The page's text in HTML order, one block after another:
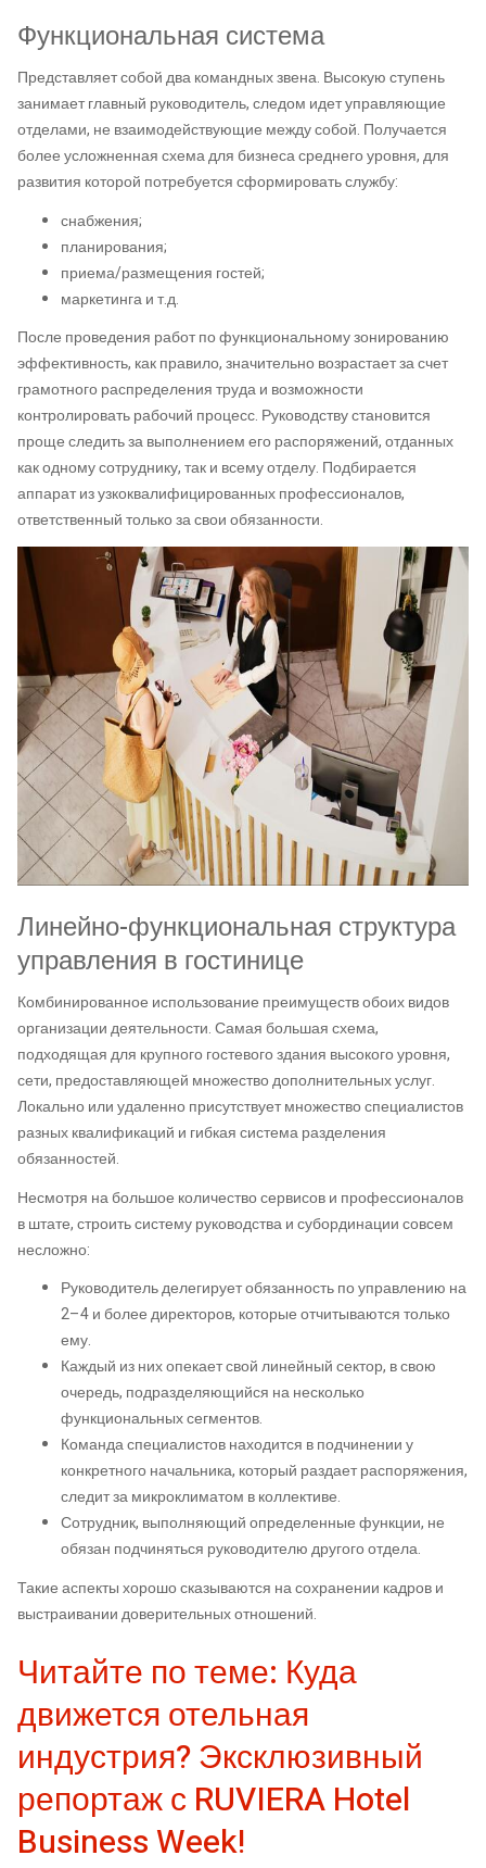
Функциональная система
Представляет собой два командных звена. Высокую ступень
занимает главный руководитель, следом идет управляющие
отделами, не взаимодействующие между собой. Получается
более усложненная схема для бизнеса среднего уровня, для
развития которой потребуется сформировать службу:
снабжения;
планирования;
приема/размещения гостей;
маркетинга и т.д.
После проведения работ по функциональному зонированию
эффективность, как правило, значительно возрастает за счет
грамотного распределения труда и возможности
контролировать рабочий процесс. Руководству становится
проще следить за выполнением его распоряжений, отданных
как одному сотруднику, так и всему отделу. Подбирается
аппарат из узкоквалифицированных профессионалов,
ответственный только за свои обязанности.
Линейно-функциональная структура
управления в гостинице
Комбинированное использование преимуществ обоих видов
организации деятельности. Самая большая схема,
подходящая для крупного гостевого здания высокого уровня,
сети, предоставляющей множество дополнительных услуг.
Локально или удаленно присутствует множество специалистов
разных квалификаций и гибкая система разделения
обязанностей.
Несмотря на большое количество сервисов и профессионалов
в штате, строить систему руководства и субординации совсем
несложно:
Руководитель делегирует обязанность по управлению на
2–4 и более директоров, которые отчитываются только
ему.
Каждый из них опекает свой линейный сектор, в свою
очередь, подразделяющийся на несколько
функциональных сегментов.
Команда специалистов находится в подчинении у
конкретного начальника, который раздает распоряжения,
следит за микроклиматом в коллективе.
Сотрудник, выполняющий определенные функции, не
обязан подчиняться руководителю другого отдела.
Такие аспекты хорошо сказываются на сохранении кадров и
выстраивании доверительных отношений.
Читайте по теме: Куда
движется отельная
индустрия? Эксклюзивный
репортаж с RUVIERA Hotel
Business Week!